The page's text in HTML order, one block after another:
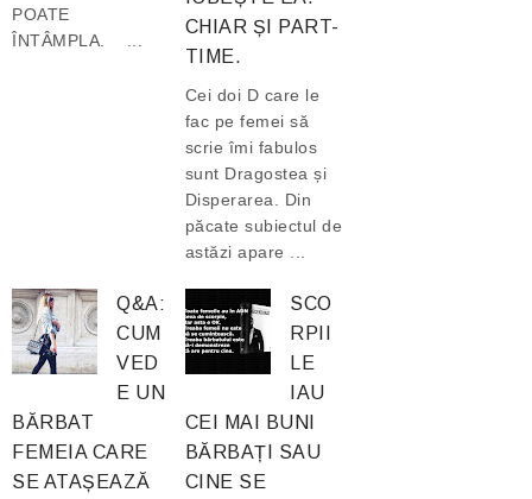
POATE
ÎNTÂMPLA. ...
CHIAR ȘI PART-
TIME.
Cei doi D care le
fac pe femei să
scrie îmi fabulos
sunt Dragostea și
Disperarea. Din
păcate subiectul de
astăzi apare ...
Q&A:
CUM
VED
E UN
BĂRBAT
FEMEIA CARE
SE ATAȘEAZĂ
SCO
RPII
LE
IAU
CEI MAI BUNI
BĂRBAȚI SAU
CINE SE